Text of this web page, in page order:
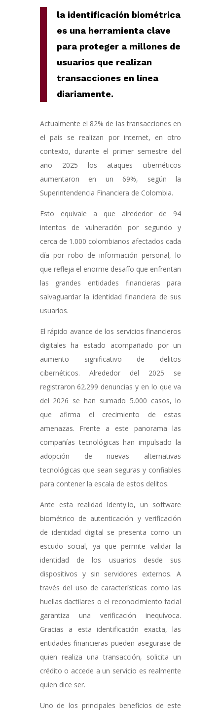
la identificación biométrica
es una herramienta clave
para proteger a millones de
usuarios que realizan
transacciones en línea
diariamente.
Actualmente el 82% de las transacciones en
el país se realizan por internet, en otro
contexto, durante el primer semestre del
año 2025 los ataques cibernéticos
aumentaron en un 69%, según la
Superintendencia Financiera de Colombia.
Esto equivale a que alrededor de 94
intentos de vulneración por segundo y
cerca de 1.000 colombianos afectados cada
día por robo de información personal, lo
que refleja el enorme desafío que enfrentan
las grandes entidades financieras para
salvaguardar la identidad financiera de sus
usuarios.
El rápido avance de los servicios financieros
digitales ha estado acompañado por un
aumento significativo de delitos
cibernéticos. Alrededor del 2025 se
registraron 62.299 denuncias y en lo que va
del 2026 se han sumado 5.000 casos, lo
que afirma el crecimiento de estas
amenazas. Frente a este panorama las
compañías tecnológicas han impulsado la
adopción de nuevas alternativas
tecnológicas que sean seguras y confiables
para contener la escala de estos delitos.
Ante esta realidad ldenty.io, un software
biométrico de autenticación y verificación
de identidad digital se presenta como un
escudo social, ya que permite validar la
identidad de los usuarios desde sus
dispositivos y sin servidores externos. A
través del uso de características como las
huellas dactilares o el reconocimiento facial
garantiza una verificación inequívoca.
Gracias a esta identificación exacta, las
entidades financieras pueden asegurase de
quien realiza una transacción, solicita un
crédito o accede a un servicio es realmente
quien dice ser.
Uno de los principales beneficios de este